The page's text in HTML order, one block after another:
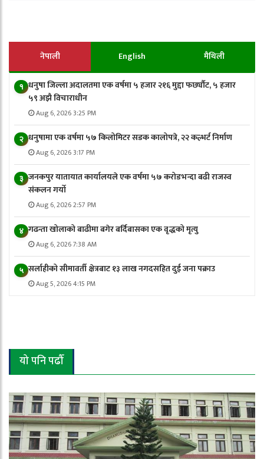
नेपाली English मैथिली
१ धनुषा जिल्ला अदालतमा एक वर्षमा ५ हजार २१६ मुद्दा फर्छ्यौट, ५ हजार
५९ अझै विचाराधीन
Aug 6, 2026 3:25 PM
२ धनुषामा एक वर्षमा ५७ किलोमिटर सडक कालोपत्रे, २२ कल्भर्ट निर्माण
Aug 6, 2026 3:17 PM
३ जनकपुर यातायात कार्यालयले एक वर्षमा ५७ करोडभन्दा बढी राजस्व
संकलन गर्याे
Aug 6, 2026 2:57 PM
४ गढन्ता खोलाको बाढीमा बगेर बर्दिबासका एक वृद्धको मृत्यु
Aug 6, 2026 7:38 AM
५ सर्लाहीको सीमावर्ती क्षेत्रबाट १३ लाख नगदसहित दुई जना पक्राउ
Aug 5, 2026 4:15 PM
यो पनि पढौँ